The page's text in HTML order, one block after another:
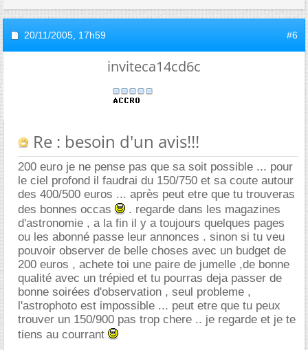
20/11/2005, 17h59 #6
inviteca14cd6c
Re : besoin d'un avis!!!
200 euro je ne pense pas que sa soit possible ... pour
le ciel profond il faudrai du 150/750 et sa coute autour
des 400/500 euros ... après peut etre que tu trouveras
des bonnes occas
. regarde dans les magazines
d'astronomie , a la fin il y a toujours quelques pages
ou les abonné passe leur annonces . sinon si tu veu
pouvoir observer de belle choses avec un budget de
200 euros , achete toi une paire de jumelle ,de bonne
qualité avec un trépied et tu pourras deja passer de
bonne soirées d'observation , seul probleme ,
l'astrophoto est impossible ... peut etre que tu peux
trouver un 150/900 pas trop chere .. je regarde et je te
tiens au courrant